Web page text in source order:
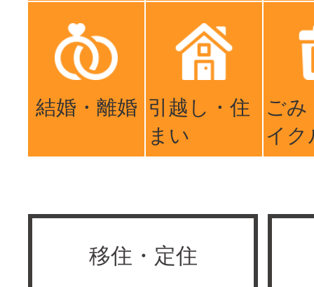
結婚・離婚 引越し・住
まい
ごみ
イク
移住・定住